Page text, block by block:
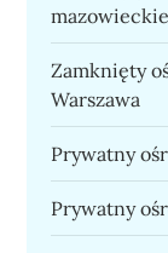
mazowieckie
Zamknięty
Warszawa
Prywatny
Prywatny